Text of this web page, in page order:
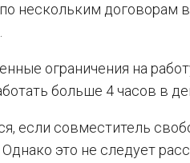
нескольким договорам
ограничения на
больше 4 часов в
если совместитель
Однако это не следует